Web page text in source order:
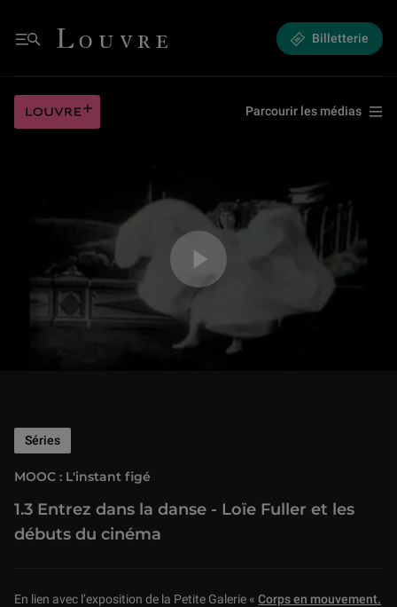
Menu
Louvre - Retour à l'accueil Billetterie
Parcourir les médias
Jouer la vidéo 1.3 Entrez dans la danse - Loïe Fuller et les débuts du
1.3 Entrez dans la danse - Loïe Fuller et les
débuts du cinéma
Séries
MOOC : L'instant figé
En lien avec l’exposition de la Petite Galerie « Corps en mouvement.